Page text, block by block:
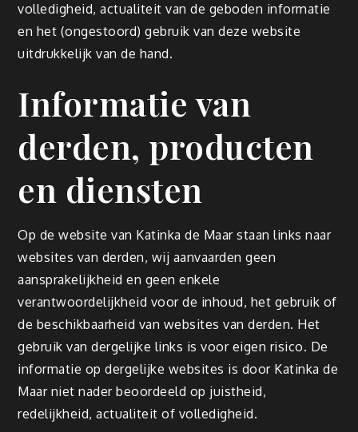
volledigheid, actualiteit van de geboden informatie
en het (ongestoord) gebruik van deze website
uitdrukkelijk van de hand.
Informatie van
derden, producten
en diensten
Op de website van Katinka de Maar staan links naar
websites van derden, wij aanvaarden geen
aansprakelijkheid en geen enkele
verantwoordelijkheid voor de inhoud, het gebruik of
de beschikbaarheid van websites van derden. Het
gebruik van dergelijke links is voor eigen risico. De
informatie op dergelijke websites is door Katinka de
Maar niet nader beoordeeld op juistheid,
redelijkheid, actualiteit of volledigheid.